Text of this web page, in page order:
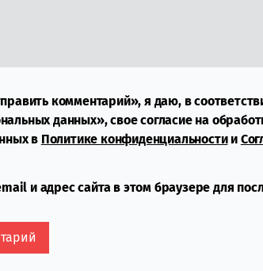
комментарий», я даю, в
данных», свое согласие на
в Политике конфиденциальностии
и адрес сайта в этом браузере для